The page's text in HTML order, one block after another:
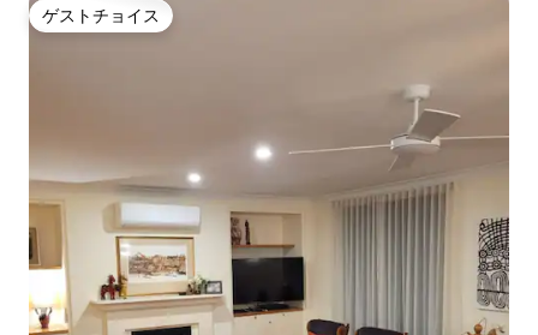
ゲストチョイス
ゲストチョイス